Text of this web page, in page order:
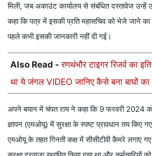
मिली, जब अकाउंट कार्यालय से संबंधित दस्तावेज उन्हें
कहा कि पत्र में इसकी प्रति महासचिव को भेजे जाने
पहले कभी इसकी जानकारी नहीं दी गई।
Also Read -रणथंभौर टाइगर रिजर्व का
था ये जंगल VIDEO जानिए कैसे बना बाघों
अपने बयान में चंपत राय ने कहा कि 9 फरवरी 2024
ज्ञापन (एमओयू) में सुरक्षा के स्पष्ट प्रावधान तय किए
एमओयू के तहत गिनती कक्ष में सीसीटीवी कैमरे लगाए